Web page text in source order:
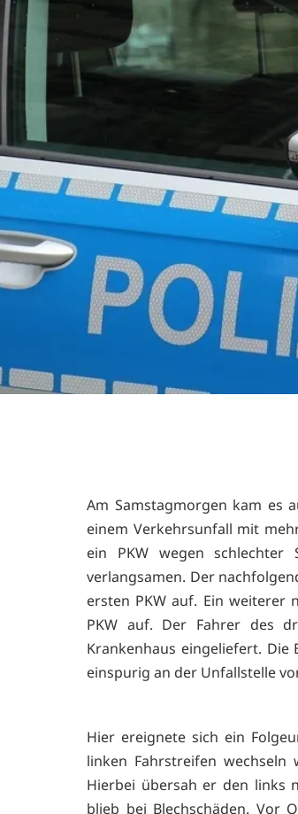
Am Samstagmorgen kam es
einem Verkehrsunfall mit
ein PKW wegen schlechter
verlangsamen. Der
ersten PKW auf. Ein weiterer
PKW auf. Der Fahrer des
Krankenhaus eingeliefert.
einspurig an der Unfallstelle
Hier ereignete sich ein
linken Fahrstreifen
Hierbei übersah er den links
blieb bei Blechschäden. Vor